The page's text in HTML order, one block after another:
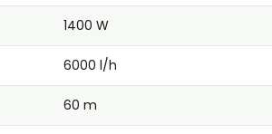
1400 W
6000 l/h
60 m